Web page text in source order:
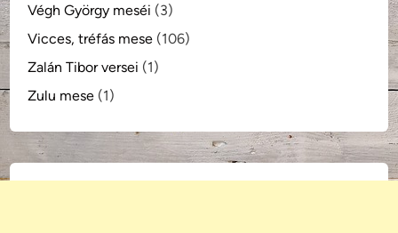
Végh György meséi (3)
Vicces, tréfás mese (106)
Zalán Tibor versei (1)
Zulu mese (1)